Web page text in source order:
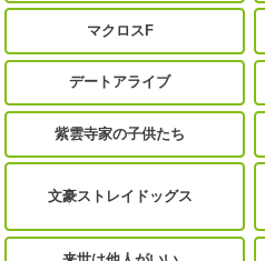
マクロスF
デートアライブ
紫雲寺家の子供たち
文豪ストレイドッグス